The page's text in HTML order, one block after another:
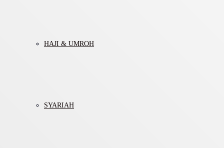
HAJI & UMROH
SYARIAH